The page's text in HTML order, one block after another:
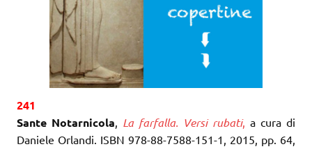
241
Sante Notarnicola, La farfalla. Versi rubati, a cura di
Daniele Orlandi. ISBN 978-88-7588-151-1, 2015, pp. 64,